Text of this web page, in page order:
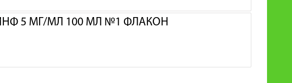
5 МГ/МЛ 100 МЛ №1 ФЛАКОН